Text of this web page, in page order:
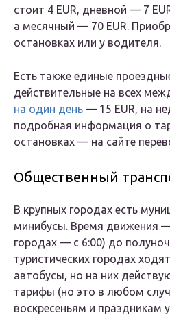
стоит 4 EUR, дневной — 7
а месячный — 70 EUR.
остановках или у водителя.
Есть также единые
действительные на всех
на один день — 15 EUR, на
подробная информация о
остановках — на сайте
Общественный
В крупных городах есть
минибусы. Время движения
городах — с 6:00) до
туристических городах
автобусы, но на них
тарифы (но это в любом
воскресеньям и праздникам